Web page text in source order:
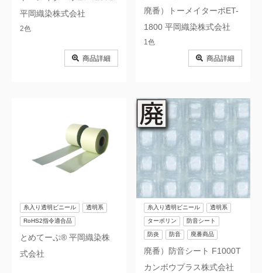
平岡織染株式会社
2色
商品詳細
廃番）トーメイターポET-
1800 平岡織染株式会社
1色
商品詳細
とめてーぷ® 平岡織染株
式会社
糸入り透明ビニール 透明系
RoHS2指令適合品
廃番）防音シート F1000T
カンボウプラス株式会社
糸入り透明ビニール 透明系
ターポリン 防音シート
防炎 防音 廃番商品